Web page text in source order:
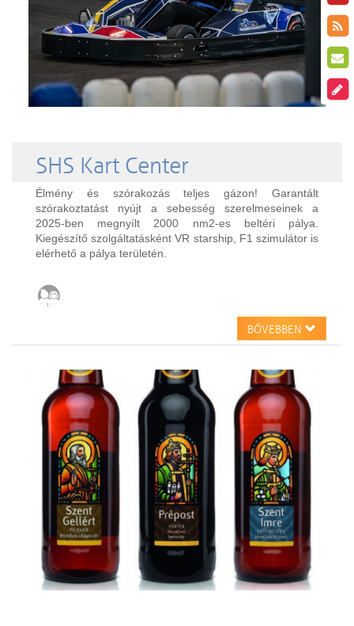
SHS Kart Center
Élmény és szórakozás teljes gázon! Garantált
szórakoztatást nyújt a sebesség szerelmeseinek a
2025-ben megnyílt 2000 nm2-es beltéri pálya.
Kiegészítő szolgáltatásként VR starship, F1 szimulátor is
elérhető a pálya területén.
BŐVEBBEN